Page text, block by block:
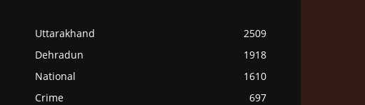
Uttarakhand
2509
Dehradun
1918
National
1610
Crime
697